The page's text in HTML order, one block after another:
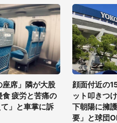
席」隣が大股
疲労と苦痛の
」と車掌に訴
顔面付近の
ット叩きつ
下朝陽に擁
要」と球団